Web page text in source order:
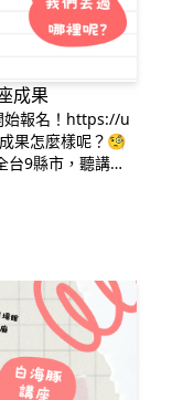
成果
始報名！https://u
果怎麼樣呢？🧐
9縣市，聽講人
們！然而台灣白
2022～2025年至
人口差不多